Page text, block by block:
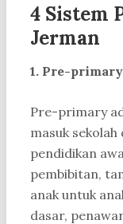
4 Sistem
Jerman
1. Pre-primary
Pre-primary
masuk
pendidikan
pembibitan,
anak untuk
dasar,